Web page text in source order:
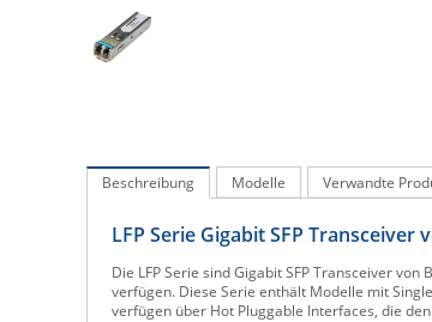
Beschreibung Modelle Verwandte
LFP Serie Gigabit SFP
Die LFP Serie sind Gigabit SFP Transceiver
verfügen. Diese Serie enthält Modelle mit
verfügen über Hot Pluggable Interfaces, die